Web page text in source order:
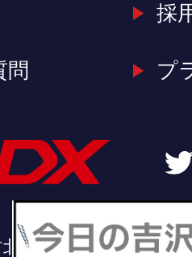
2-20-11 ソフィア
問
採
プ